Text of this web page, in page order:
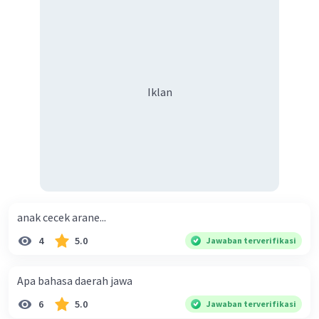
Iklan
anak cecek arane...
4 5.0 Jawaban terverifikasi
Apa bahasa daerah jawa
6 5.0 Jawaban terverifikasi